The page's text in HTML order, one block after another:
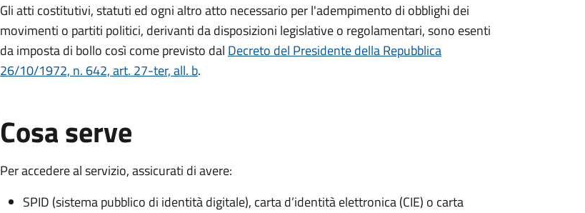
Gli atti costitutivi, statuti ed ogni altro atto necessario per l'adempimento di obblighi dei
movimenti o partiti politici, derivanti da disposizioni legislative o regolamentari, sono esenti
da imposta di bollo così come previsto dal Decreto del Presidente della Repubblica
26/10/1972, n. 642, art. 27-ter, all. b.
Cosa serve
Per accedere al servizio, assicurati di avere:
SPID (sistema pubblico di identità digitale), carta d’identità elettronica (CIE) o carta